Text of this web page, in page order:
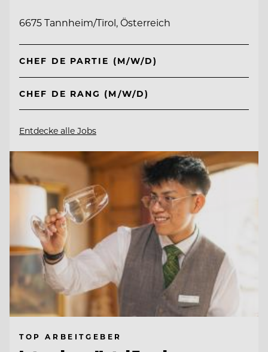
6675 Tannheim/Tirol, Österreich
CHEF DE PARTIE (M/W/D)
CHEF DE RANG (M/W/D)
Entdecke alle Jobs
TOP ARBEITGEBER